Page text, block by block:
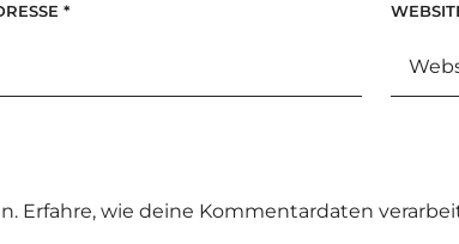
*
Erfahre, wie deine Kommentardaten